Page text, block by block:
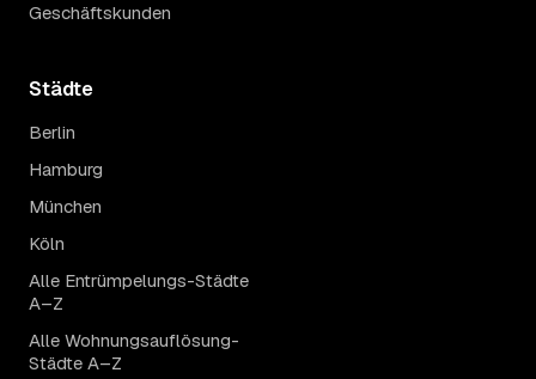
Geschäftskunden
Städte
Berlin
Hamburg
München
Köln
Alle Entrümpelungs-Städte
A–Z
Alle Wohnungsauflösung-
Städte A–Z